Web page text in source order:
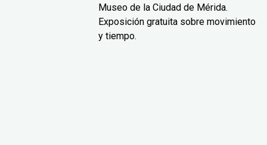
Museo de la Ciudad de Mérida.
Exposición gratuita sobre movimiento
y tiempo.